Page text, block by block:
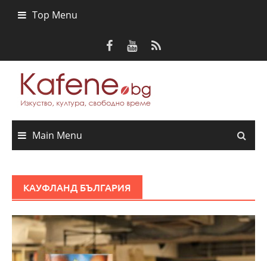
Top Menu
Main Menu
КАУФЛАНД БЪЛГАРИЯ